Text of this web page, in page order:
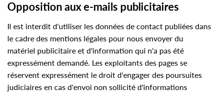
Opposition aux e-mails publicitaires
Il est interdit d'utiliser les données de contact publiées dans
le cadre des mentions légales pour nous envoyer du
matériel publicitaire et d'information qui n'a pas été
expressément demandé. Les exploitants des pages se
réservent expressément le droit d'engager des poursuites
judiciaires en cas d'envoi non sollicité d'informations